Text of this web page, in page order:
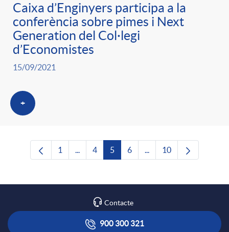
Caixa d’Enginyers participa a la
conferència sobre pimes i Next
Generation del Col·legi
d’Economistes
15/09/2021
+
Pàgina
1 ...Pàgines intermèdies Utilitzeu TAB per
Pàgina
4 Pàgina
5 Pàgina
6 ...Pàgines intermèdies
Pàgina
10
Contacte
900 300 321